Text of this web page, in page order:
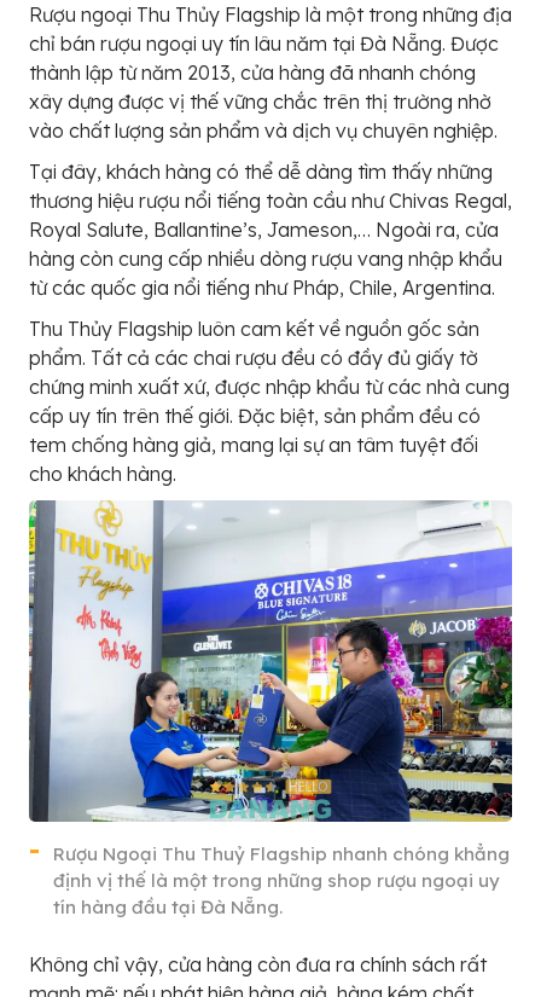
Rượu ngoại Thu Thủy Flagship là một trong những địa
chỉ bán rượu ngoại uy tín lâu năm tại Đà Nẵng. Được
thành lập từ năm 2013, cửa hàng đã nhanh chóng
xây dựng được vị thế vững chắc trên thị trường nhờ
vào chất lượng sản phẩm và dịch vụ chuyên nghiệp.
Tại đây, khách hàng có thể dễ dàng tìm thấy những
thương hiệu rượu nổi tiếng toàn cầu như Chivas Regal,
Royal Salute, Ballantine’s, Jameson,… Ngoài ra, cửa
hàng còn cung cấp nhiều dòng rượu vang nhập khẩu
từ các quốc gia nổi tiếng như Pháp, Chile, Argentina.
Thu Thủy Flagship luôn cam kết về nguồn gốc sản
phẩm. Tất cả các chai rượu đều có đầy đủ giấy tờ
chứng minh xuất xứ, được nhập khẩu từ các nhà cung
cấp uy tín trên thế giới. Đặc biệt, sản phẩm đều có
tem chống hàng giả, mang lại sự an tâm tuyệt đối
cho khách hàng.
Rượu Ngoại Thu Thuỷ Flagship nhanh chóng khẳng
định vị thế là một trong những shop rượu ngoại uy
tín hàng đầu tại Đà Nẵng.
Không chỉ vậy, cửa hàng còn đưa ra chính sách rất